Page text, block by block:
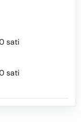
sati
sati